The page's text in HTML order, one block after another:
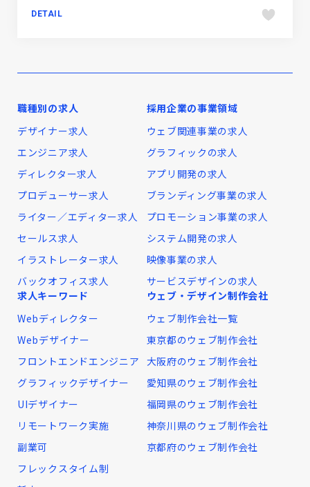
DETAIL
職種別の求人
デザイナー求人
エンジニア求人
ディレクター求人
プロデューサー求人
ライター／エディター求人
セールス求人
イラストレーター求人
バックオフィス求人
採用企業の事業領域
ウェブ関連事業の求人
グラフィックの求人
アプリ開発の求人
ブランディング事業の求人
プロモーション事業の求人
システム開発の求人
映像事業の求人
サービスデザインの求人
求人キーワード
Webディレクター
Webデザイナー
フロントエンドエンジニア
グラフィックデザイナー
UIデザイナー
リモートワーク実施
副業可
フレックスタイム制
ウェブ・デザイン制作会社
ウェブ制作会社一覧
東京都のウェブ制作会社
大阪府のウェブ制作会社
愛知県のウェブ制作会社
福岡県のウェブ制作会社
神奈川県のウェブ制作会社
京都府のウェブ制作会社